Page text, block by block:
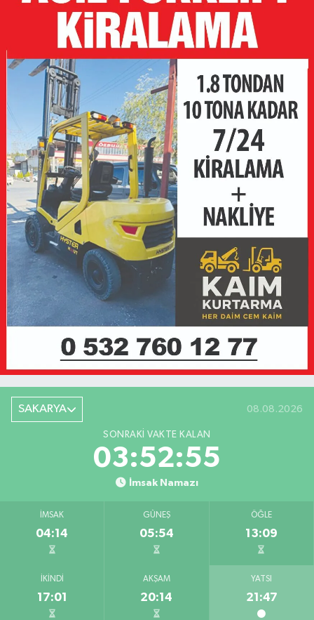
SAKARYA 08.08.2026
SONRAKI VAKTE KALAN
03:52:55
İmsak Namazı
İMSAK
04:14
GÜNEŞ
05:54
ÖĞLE
13:09
İKINDI
17:01
AKŞAM
20:14
YATSI
21:47